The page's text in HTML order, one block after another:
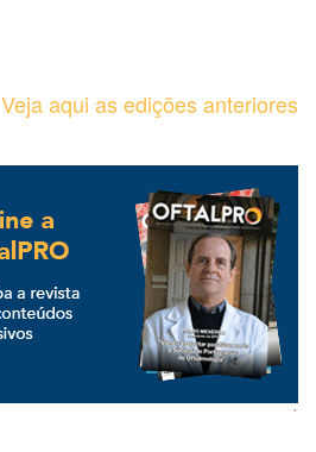
Veja aqui as edições anteriores
`